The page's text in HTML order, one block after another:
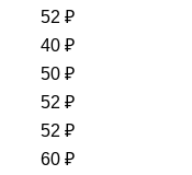
52 ₽
40 ₽
50 ₽
52 ₽
52 ₽
60 ₽